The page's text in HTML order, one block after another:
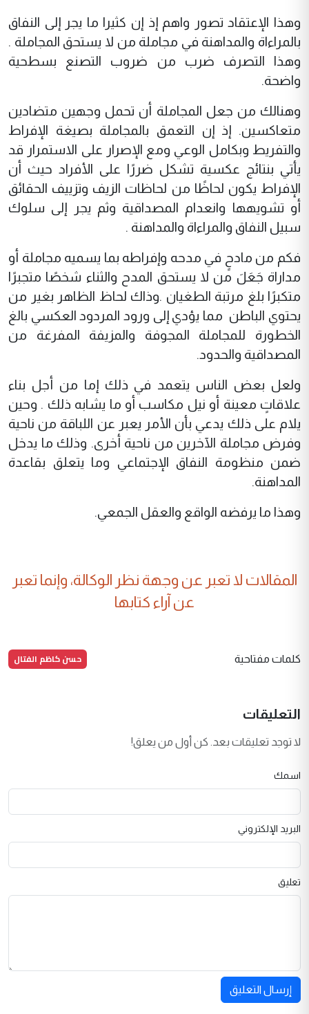
وهذا الإعتقاد تصور واهم إذ إن كثيرا ما يجر إلى النفاق
بالمراءاة والمداهنة في مجاملة من لا يستحق المجاملة .
وهذا التصرف ضرب من ضروب التصنع بسطحية
واضحة.
وهنالك من جعل المجاملة أن تحمل وجهين متضادين
متعاكسين. إذ إن التعمق بالمجاملة بصيغة الإفراط
والتفريط وبكامل الوعي ومع الإصرار على الاستمرار قد
يأتي بنتائج عكسية تشكل ضررًا على الأفراد حيث أن
الإفراط يكون لحاظًا من لحاظات الزيف وتزييف الحقائق
أو تشويهها وانعدام المصداقية وثم يجر إلى سلوك
سبيل النفاق والمراءاة والمداهنة .
فكم من مادحٍ في مدحه وإفراطه بما يسميه مجاملة أو
مداراة جَعَلَ من لا يستحق المدح والثناء شخصًا متجبرًا
متكبرًا بلغ مرتبة الطغيان .وذاك لحاظ الظاهر بغير من
يحتوي الباطن مما يؤدي إلى ورود المردود العكسي بالغ
الخطورة للمجاملة المجوفة والمزيفة المفرغة من
المصداقية والحدود.
ولعل بعض الناس يتعمد في ذلك إما من أجل بناء
علاقاتٍ معينة أو نيل مكاسب أو ما يشابه ذلك . وحين
يلام على ذلك يدعي بأن الأمر يعبر عن اللباقة من ناحية
وفرض مجاملة الآخرين من ناحية أخرى. وذلك ما يدخل
ضمن منظومة النفاق الإجتماعي وما يتعلق بقاعدة
المداهنة.
وهذا ما يرفضه الواقع والعقل الجمعي.
المقالات لا تعبر عن وجهة نظر الوكالة، وإنما تعبر
عن آراء كتابها
كلمات مفتاحية حسن كاظم الفتال
التعليقات
لا توجد تعليقات بعد. كن أول من يعلق!
اسمك
البريد الإلكتروني
تعليق
إرسال التعليق